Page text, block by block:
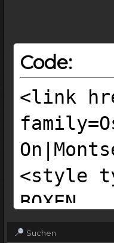
Code:
<link
<style
BOXEN
*/
Suchen